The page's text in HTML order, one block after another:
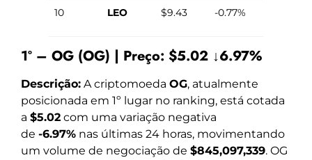
10 LEO $9.43 -0.77%
1º – OG (OG) | Preço: $5.02 ↓6.97%
Descrição: A criptomoeda OG, atualmente
posicionada em 1º lugar no ranking, está cotada
a $5.02 com uma variação negativa
de -6.97% nas últimas 24 horas, movimentando
um volume de negociação de $845,097,339. OG